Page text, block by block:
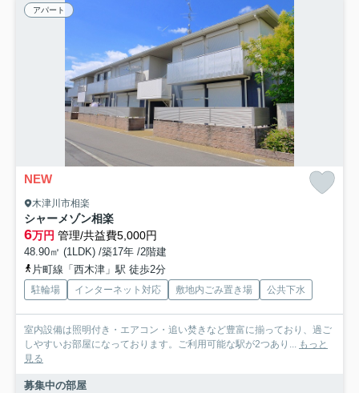
アパート
NEW
木津川市相楽
シャーメゾン相楽
6万円 管理/共益費5,000円
48.90㎡ (1LDK) /築17年 /2階建
片町線「西木津」駅 徒歩2分
駐輪場 インターネット対応 敷地内ごみ置き場 公共下水
室内設備は照明付き・エアコン・追い焚きなど豊富に揃っており、過ご
しやすいお部屋になっております。ご利用可能な駅が2つあり... もっと
見る
募集中の部屋